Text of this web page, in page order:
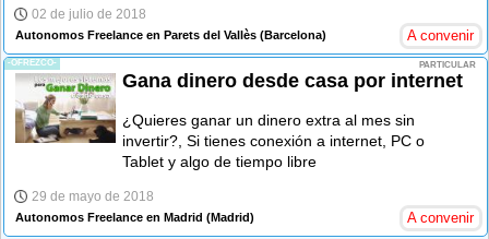
02 de julio de 2018
Autonomos Freelance en Parets del Vallès (Barcelona) A convenir
-OFREZCO- PARTICULAR
Gana dinero desde casa por internet
¿Quieres ganar un dinero extra al mes sin
invertir?, Si tienes conexión a internet, PC o
Tablet y algo de tiempo libre
29 de mayo de 2018
Autonomos Freelance en Madrid (Madrid) A convenir